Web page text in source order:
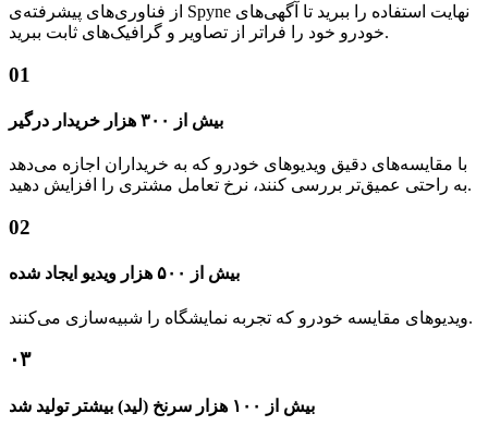
از فناوری‌های پیشرفته‌ی Spyne نهایت استفاده را ببرید تا آگهی‌های
خودرو خود را فراتر از تصاویر و گرافیک‌های ثابت ببرید.
01
بیش از ۳۰۰ هزار خریدار درگیر
با مقایسه‌های دقیق ویدیوهای خودرو که به خریداران اجازه می‌دهد
به راحتی عمیق‌تر بررسی کنند، نرخ تعامل مشتری را افزایش دهید.
02
بیش از ۵۰۰ هزار ویدیو ایجاد شده
ویدیوهای مقایسه خودرو که تجربه نمایشگاه را شبیه‌سازی می‌کنند.
۰۳
بیش از ۱۰۰ هزار سرنخ (لید) بیشتر تولید شد